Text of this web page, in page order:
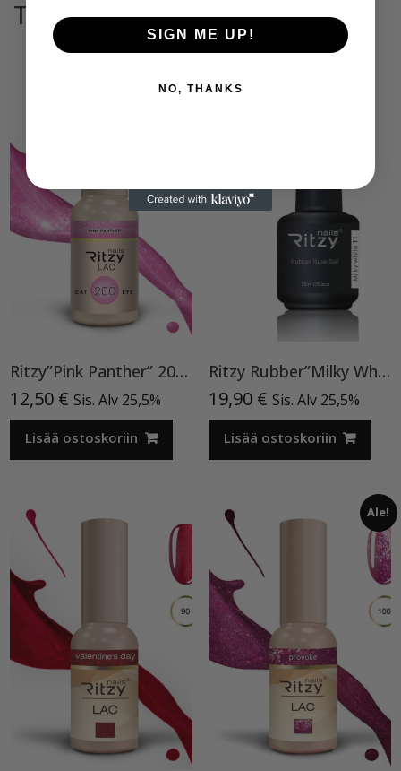
Tutustu myös
Ritzy”Pink Panther” 200, Cat Eye
12,50 € Sis. Alv 25,5%
Lisää ostoskoriin
Ritzy Rubber”Milky White”11 , alusgeeli
19,90 € Sis. Alv 25,5%
Lisää ostoskoriin
Ale!
SIGN ME UP!
NO, THANKS